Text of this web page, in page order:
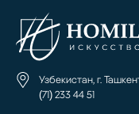
Узбекистан, г.
(71) 233 44 51